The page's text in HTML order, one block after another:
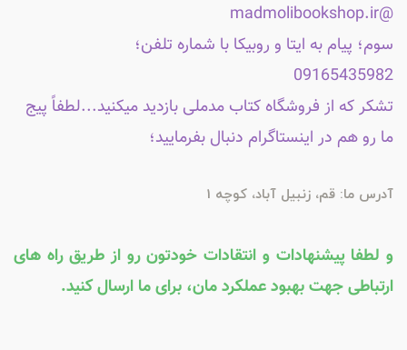
@madmolibookshop.ir
سوم؛ پیام به ایتا و روبیکا با شماره تلفن؛
09165435982
تشکر که از فروشگاه کتاب مدملی بازدید میکنید...لطفاً پیج
ما رو هم در اینستاگرام دنبال بفرمایید؛
آدرس ما: قم، زنبیل آباد، کوچه 1
و لطفا پیشنهادات و انتقادات خودتون رو از طریق راه های
ارتباطی جهت بهبود عملکرد مان، برای ما ارسال کنید.